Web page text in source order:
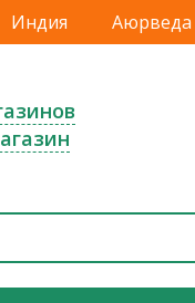
Индия Аюрведа